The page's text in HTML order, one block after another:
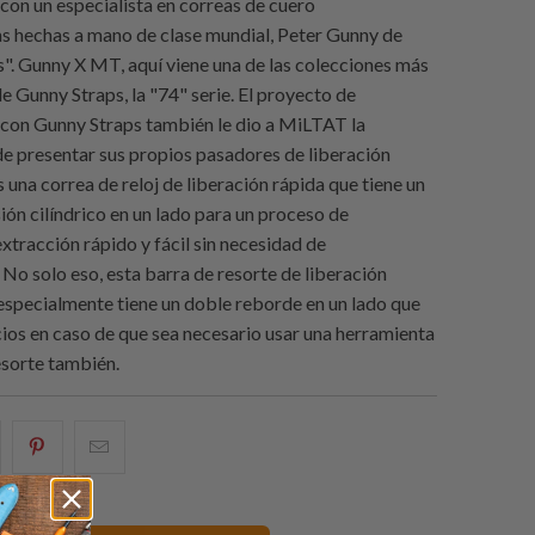
hechas a mano de clase mundial, Peter Gunny de
Gunny X MT, aquí viene una de las colecciones más
Gunny Straps, la "74" serie. El proyecto de
Gunny Straps también le dio a MiLTAT la
presentar sus propios pasadores de liberación
una correa de reloj de liberación rápida que tiene un
cilíndrico en un lado para un proceso de
rápido y fácil sin necesidad de
solo eso, esta barra de resorte de liberación
tiene un doble reborde en un lado que
en caso de que sea necesario usar una herramienta
también.
Compartir
esto
en